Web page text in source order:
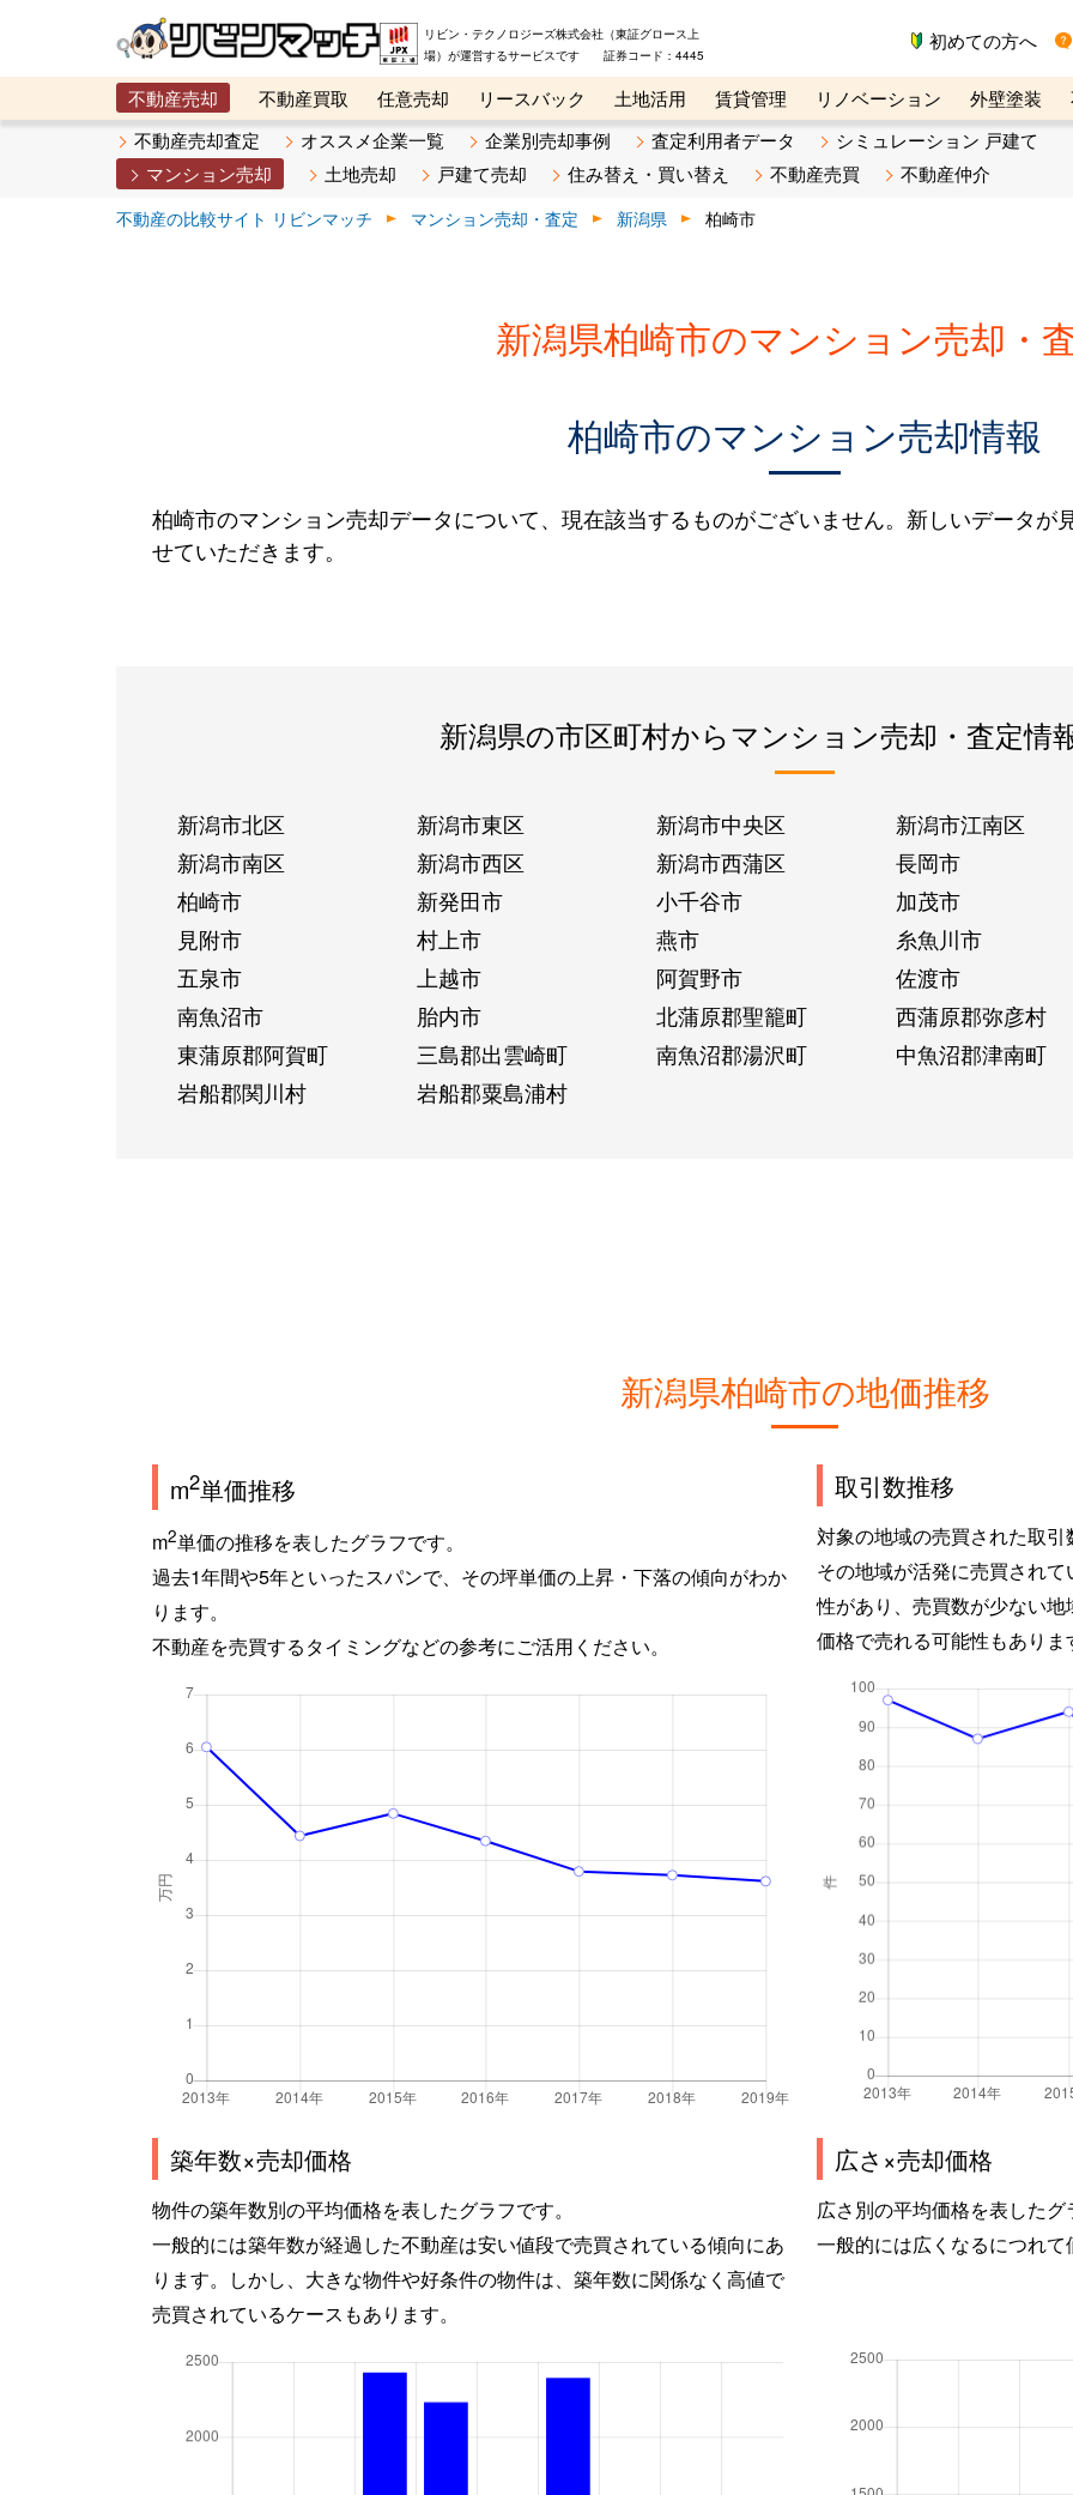
リビン・テクノロジーズ株式会社（東証グロース上
場）が運営するサービスです 証券コード：4445
初めての方へ
不動産売却 不動産買取 任意売却 リースバック 土地活用 賃貸管理 リノベーション 外壁塗装
メタ住宅展示場
ベスト不動産カンパニー オンライン講座 リビンマガジンBiz 不動産売却ご相談デスク
不動産売却査定 オススメ企業一覧 企業別売却事例 査定利用者データ
シミュレーション 戸建て
マンション売却
土地売却 戸建て売却 住み替え・買い替え 不動産売買 不動産仲介
不動産の比較サイト リビンマッチ マンション売却・査定 新潟県 柏崎市
新潟県柏崎市のマンション売却・
柏崎市のマンション売却情報
柏崎市のマンション売却データについて、現在該当するものがございません。新しいデータが
せていただきます。
新潟県の市区町村からマンション売却・査定情
新潟市北区 新潟市東区 新潟市中央区
新潟市江南区
新潟市南区
新潟市西区 新潟市西蒲区
長岡市
柏崎市
新発田市 小千谷市
加茂市
見附市
村上市 燕市
糸魚川市
五泉市
上越市 阿賀野市
佐渡市
南魚沼市
胎内市 北蒲原郡聖籠町
西蒲原郡弥彦村
東蒲原郡阿賀町
三島郡出雲崎町 南魚沼郡湯沢町
中魚沼郡津南町
岩船郡関川村
岩船郡粟島浦村
新潟県柏崎市の地価推移
m2単価推移
m2単価の推移を表したグラフです。
過去1年間や5年といったスパンで、その坪単価の上昇・下落の傾向がわか
ります。
不動産を売買するタイミングなどの参考にご活用ください。
取引数推移
対象の地域の売買された取
その地域が活発に売買され
性があり、売買数が少ない
価格で売れる可能性もありま
築年数×売却価格
物件の築年数別の平均価格を表したグラフです。
一般的には築年数が経過した不動産は安い値段で売買されている傾向にあ
ります。しかし、大きな物件や好条件の物件は、築年数に関係なく高値で
売買されているケースもあります。
広さ×売却価格
広さ別の平均価格を表した
一般的には広くなるにつれ